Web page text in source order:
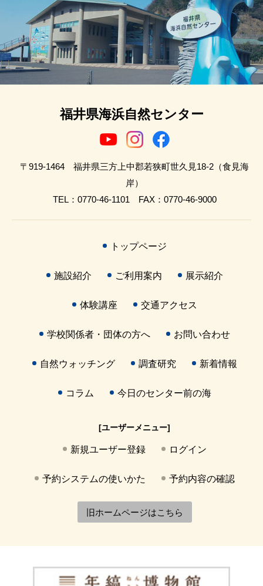
福井県海浜自然センター
〒919-1464 福井県三方上中郡若狭町世久見18-2（食見海
岸）
TEL：0770-46-1101 FAX：0770-46-9000
トップページ
施設紹介 ご利用案内 展示紹介
体験講座 交通アクセス
学校関係者・団体の方へ お問い合わせ
自然ウォッチング 調査研究 新着情報
コラム 今日のセンター前の海
[ユーザーメニュー]
新規ユーザー登録 ログイン
予約システムの使いかた 予約内容の確認
旧ホームページはこちら